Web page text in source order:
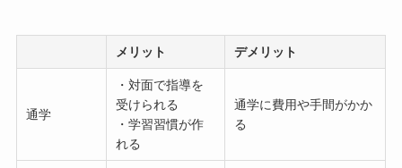
メリット デメリット
通学
・対面で指導を
受けられる
・学習習慣が作
れる
通学に費用や手間がかか
る